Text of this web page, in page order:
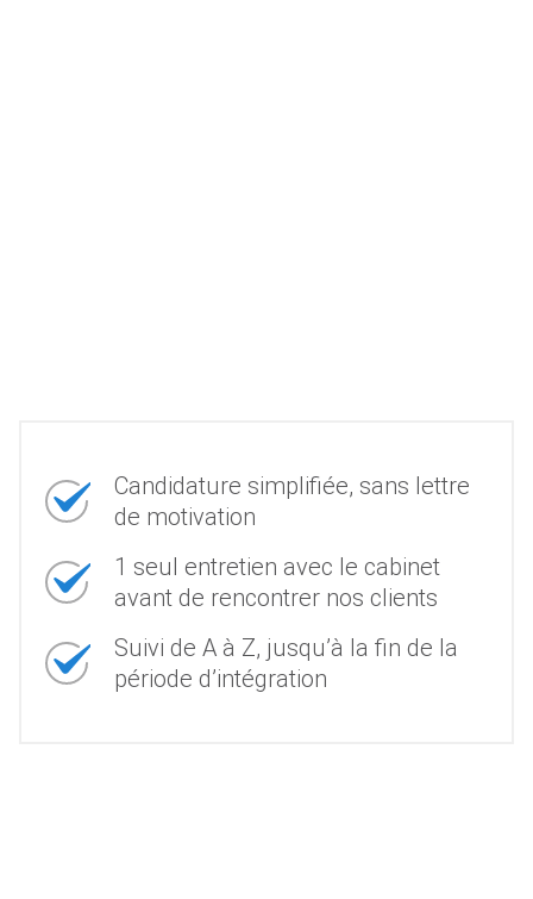
Candidature simplifiée, sans lettre
de motivation
1 seul entretien avec le cabinet
avant de rencontrer nos clients
Suivi de A à Z, jusqu’à la fin de la
période d’intégration